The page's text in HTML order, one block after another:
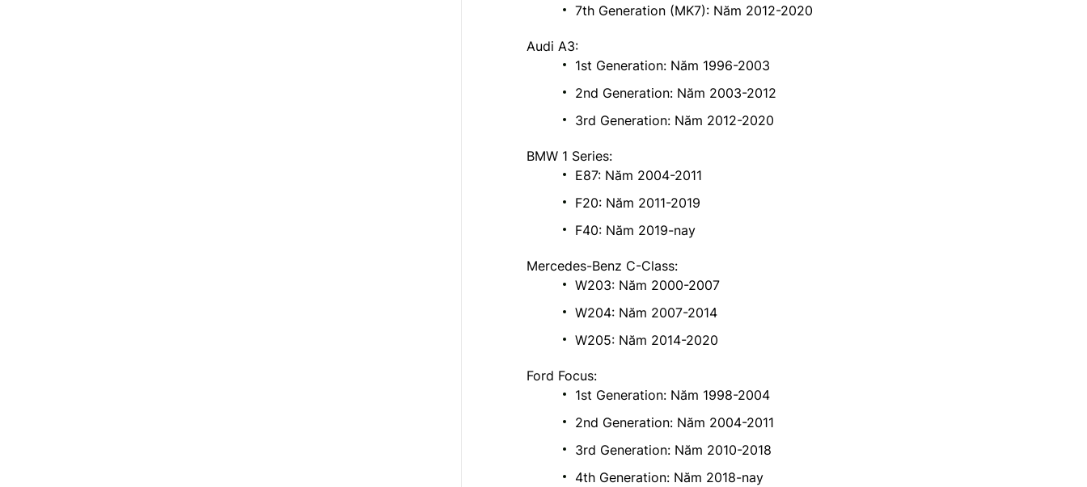
7th Generation (MK7): Năm 2012-2020
Audi A3:
1st Generation: Năm 1996-2003
2nd Generation: Năm 2003-2012
3rd Generation: Năm 2012-2020
BMW 1 Series:
E87: Năm 2004-2011
F20: Năm 2011-2019
F40: Năm 2019-nay
Mercedes-Benz C-Class:
W203: Năm 2000-2007
W204: Năm 2007-2014
W205: Năm 2014-2020
Ford Focus:
1st Generation: Năm 1998-2004
2nd Generation: Năm 2004-2011
3rd Generation: Năm 2010-2018
4th Generation: Năm 2018-nay